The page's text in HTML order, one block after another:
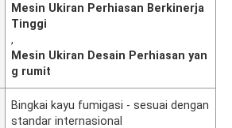
Mesin Ukiran Perhiasan Berkinerja
Tinggi
,
Mesin Ukiran Desain Perhiasan yan
g rumit
Bingkai kayu fumigasi - sesuai dengan
standar internasional